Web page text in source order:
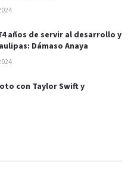
años de servir al desarrollo y
Dámaso Anaya
con Taylor Swift y